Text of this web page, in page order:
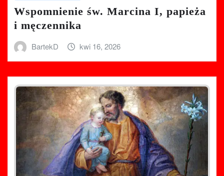
Wspomnienie św. Marcina I, papieża
i męczennika
BartekD kwi 16, 2026